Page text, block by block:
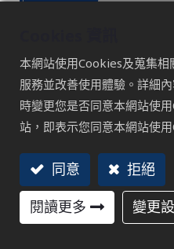
本網站使用Cookies及蒐集
服務並改善使用體驗。詳細
時變更您是否同意本網站使
站，即表示您同意本網站使
同意
拒絕
閱讀更多
變更